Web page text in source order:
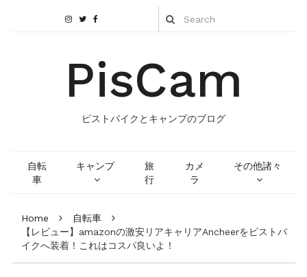
PisCam
ピストバイクとキャンプのブログ
自転
車
キャンプ
旅
行
カメ
ラ
その他諸々
Home
自転車
【レビュー】amazonの激安リアキャリアAncheerをピストバ
イクへ装着！これはコスパ良いよ！